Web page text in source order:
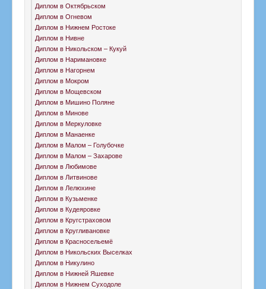
Диплом в Октябрьском
Диплом в Огневом
Диплом в Нижнем Ростоке
Диплом в Нивне
Диплом в Никольском – Кукуй
Диплом в Наримановке
Диплом в Нагорнем
Диплом в Мокром
Диплом в Мощевском
Диплом в Мишино Поляне
Диплом в Минове
Диплом в Меркуловке
Диплом в Манаенке
Диплом в Малом – Голубочке
Диплом в Малом – Захарове
Диплом в Любимове
Диплом в Литвинове
Диплом в Лелюхине
Диплом в Кузьменке
Диплом в Кудеяровке
Диплом в Кругстраховом
Диплом в Кругливановке
Диплом в Красносельемё
Диплом в Никольских Выселках
Диплом в Никулино
Диплом в Нижней Яшевке
Диплом в Нижнем Суходоле